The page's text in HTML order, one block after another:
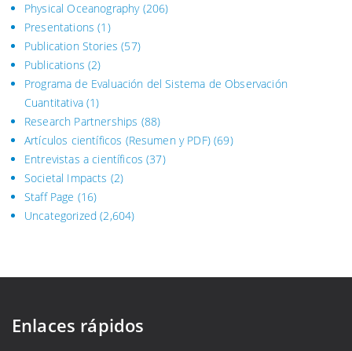
Physical Oceanography(206)
Presentations (1)
Publication Stories (57)
Publications (2)
Programa de Evaluación del Sistema de Observación
Cuantitativa (1)
Research Partnerships (88)
Artículos científicos (Resumen y PDF)(69)
Entrevistas a científicos (37)
Societal Impacts (2)
Staff Page (16)
Uncategorized (2,604)
Enlaces rápidos